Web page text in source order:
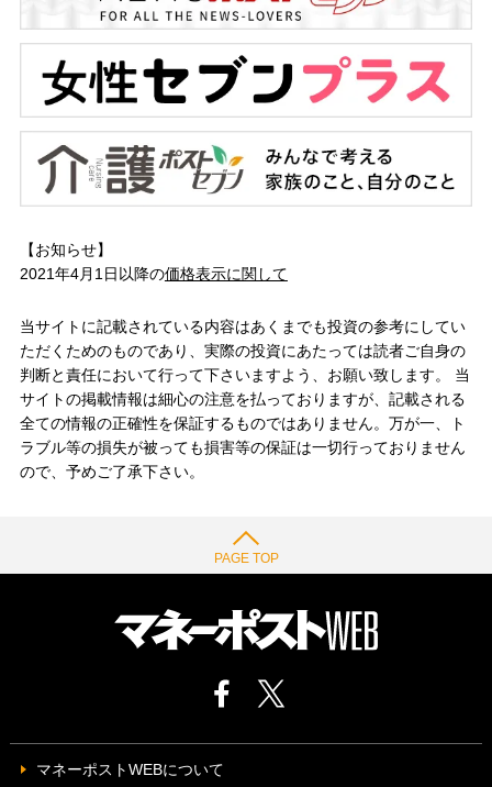
【お知らせ】
2021年4月1日以降の価格表示に関して
当サイトに記載されている内容はあくまでも投資の参考にしてい
ただくためのものであり、実際の投資にあたっては読者ご自身の
判断と責任において行って下さいますよう、お願い致します。 当
サイトの掲載情報は細心の注意を払っておりますが、記載される
全ての情報の正確性を保証するものではありません。万が一、ト
ラブル等の損失が被っても損害等の保証は一切行っておりません
ので、予めご了承下さい。
PAGE TOP
マネーポストWEBについて